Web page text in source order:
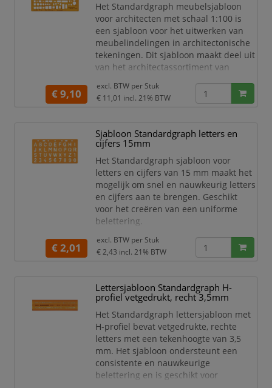
Merk Standardgraph
Voor cirkels
Voor technisch tekenwerk
Voor geometrisch tekenwerk
Nauwkeurig tekenen
Meerdere cirkelformaten
On
Het Standardgraph meubelsjabloon
voor architecten met schaal 1:100 is
een sjabloon voor het uitwerken van
meubelindelingen in architectonische
tekeningen. Dit sjabloon maakt deel uit
van het architectassortiment van
tekeningen en plattegronden op schaal
1:100. Uitvoering: meubelsjabloon voor
1:100.
Sjabloon Standardgraph
Meubelsjabloon
Voor architecten
Schaal 1:100
Voor meubelindeling
€ 9,10
excl. BTW per Stuk
€ 11,01 incl. 21% BTW
Sjabloon Standardgraph letters en
cijfers 15mm
Het Standardgraph sjabloon voor
letters en cijfers van 15 mm maakt het
mogelijk om snel en nauwkeurig letters
en cijfers aan te brengen. Geschikt
voor het creëren van een uniforme
belettering.
Sjabloon voor letters en cijfers
Letterhoogte 15 mm
Voor cijfers
Uniforme belettering
Nauwkeurig aanbrengen
Sjabloonuitvoering
Voor markeringen
Voor opschriften
€ 2,01
excl. BTW per Stuk
€ 2,43 incl. 21% BTW
Lettersjabloon Standardgraph H-
profiel vetgedrukt, recht 3,5mm
Het Standardgraph lettersjabloon met
H-profiel bevat vetgedrukte, rechte
letters met een tekenhoogte van 3,5
mm. Het sjabloon ondersteunt een
consistente en nauwkeurige
belettering en is geschikt voor